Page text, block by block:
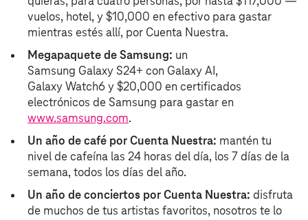
vuelos, hotel, y $10,000 en efectivo para gastar
mientras estés allí, por Cuenta Nuestra.
Megapaquete de Samsung: un
Samsung Galaxy S24+ con Galaxy AI,
Galaxy Watch6 y $20,000 en certificados
electrónicos de Samsung para gastar en
www.samsung.com.
Un año de café por Cuenta Nuestra: mantén tu
nivel de cafeína las 24 horas del día, los 7 días de la
semana, todos los días del año.
Un año de conciertos por Cuenta Nuestra: disfruta
de muchos de tus artistas favoritos, nosotros te lo